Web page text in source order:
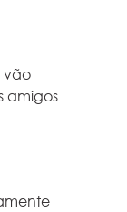
vão
amigos